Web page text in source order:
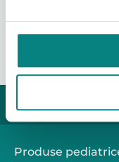
Produse